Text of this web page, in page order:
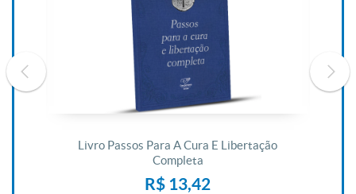
Livro Passos Para A Cura E Libertação
Completa
R$ 13,42